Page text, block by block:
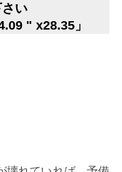
い
" x28.35」